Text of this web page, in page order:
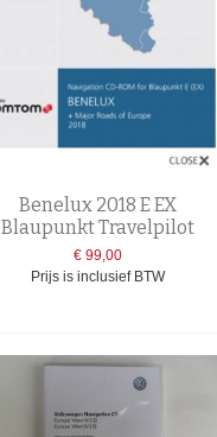
Benelux 2018 E EX
Blaupunkt Travelpilot
€ 99,00
Prijs is inclusief BTW